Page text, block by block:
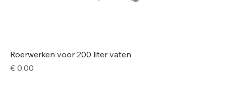
Roerwerken voor 200 liter vaten
Price
€ 0,00